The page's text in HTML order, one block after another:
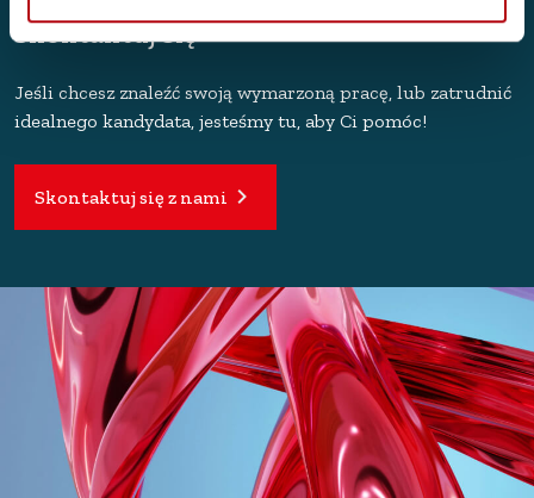
Skontaktuj się
Jeśli chcesz znaleźć swoją wymarzoną pracę, lub zatrudnić
idealnego kandydata, jesteśmy tu, aby Ci pomóc!
Skontaktuj się z nami